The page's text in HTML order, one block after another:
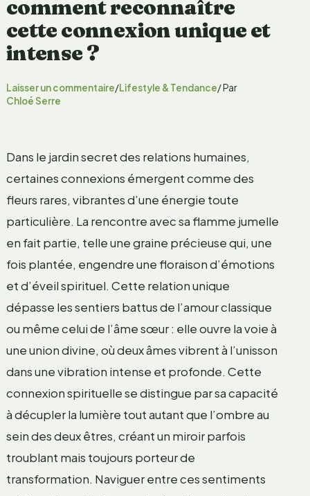
comment reconnaître
cette connexion unique et
intense ?
Laisser un commentaire/Lifestyle & Tendance/ Par
Chloé Serre
Dans le jardin secret des relations humaines,
certaines connexions émergent comme des
fleurs rares, vibrantes d’une énergie toute
particulière. La rencontre avec sa flamme jumelle
en fait partie, telle une graine précieuse qui, une
fois plantée, engendre une floraison d’émotions
et d’éveil spirituel. Cette relation unique
dépasse les sentiers battus de l’amour classique
ou même celui de l’âme sœur : elle ouvre la voie à
une union divine, où deux âmes vibrent à l’unisson
dans une vibration intense et profonde. Cette
connexion spirituelle se distingue par sa capacité
à décupler la lumière tout autant que l’ombre au
sein des deux êtres, créant un miroir parfois
troublant mais toujours porteur de
transformation. Naviguer entre ces sentiments